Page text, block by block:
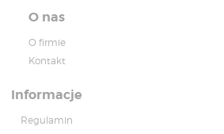
O nas
O firmie
Kontakt
Informacje
Regulamin